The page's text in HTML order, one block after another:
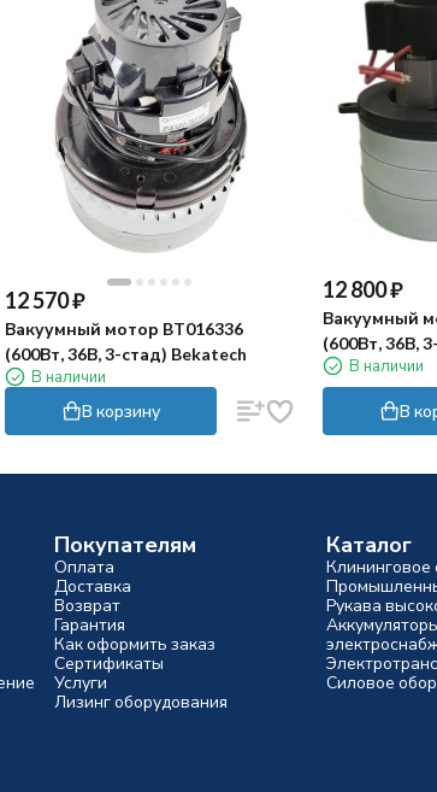
12 570₽
Вакуумный мотор BT016336
(600Вт, 36В, 3-стад) Bekatech
В наличии
В корзину
12 800₽
Вакуумный
(600Вт, 36В,
В наличии
В
Покупателям
Оплата
Доставка
Возврат
Гарантия
Как оформить заказ
Сертификаты
Услуги
Лизинг оборудования
Каталог
Клининговое
Рукава
Силовое